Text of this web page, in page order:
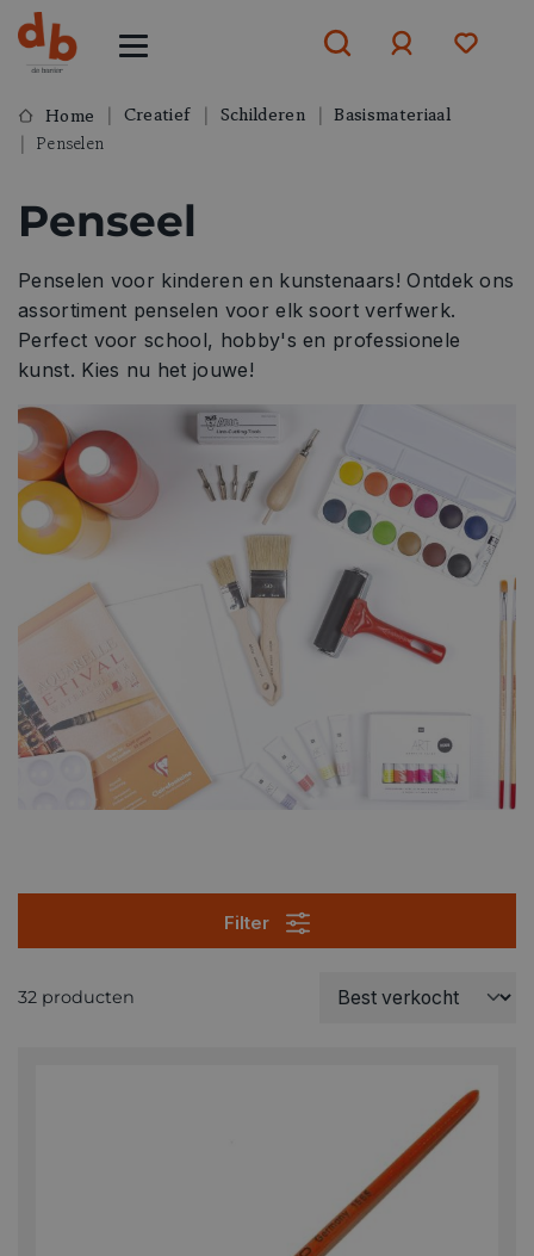
Home Creatief Schilderen
Basismateriaal
Penselen
Penseel
Penselen voor kinderen en kunstenaars! Ontdek ons
assortiment penselen voor elk soort verfwerk.
Perfect voor school, hobby's en professionele
kunst. Kies nu het jouwe!
Filter
32 producten